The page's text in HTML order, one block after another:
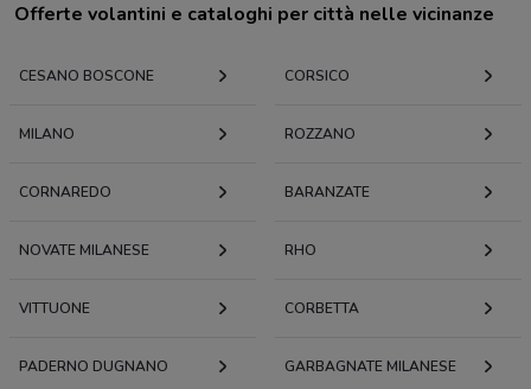
Offerte volantini e cataloghi per città nelle vicinanze
CESANO BOSCONE CORSICO
MILANO ROZZANO
CORNAREDO BARANZATE
NOVATE MILANESE RHO
VITTUONE CORBETTA
PADERNO DUGNANO GARBAGNATE MILANESE